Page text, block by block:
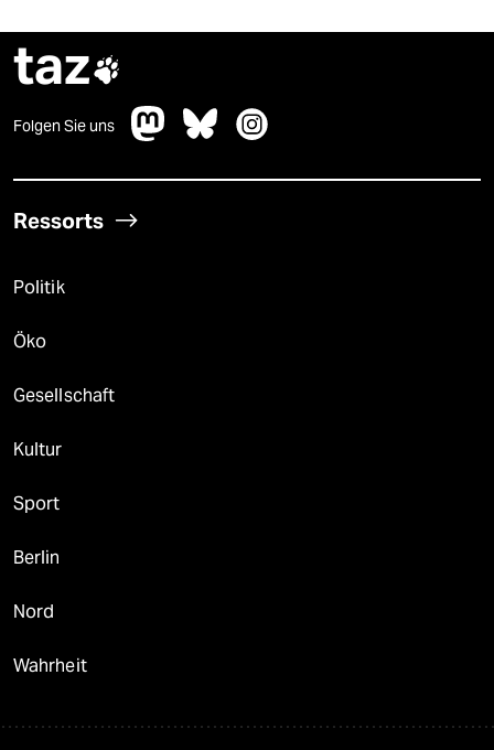
taz
Folgen Sie uns
Ressorts
Politik
Öko
Gesellschaft
Kultur
Sport
Berlin
Nord
Wahrheit